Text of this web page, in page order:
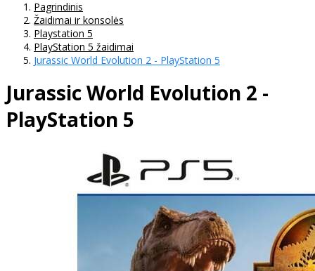
Pagrindinis
Žaidimai ir konsolės
Playstation 5
PlayStation 5 žaidimai
Jurassic World Evolution 2 - PlayStation 5
Jurassic World Evolution 2 -
PlayStation 5